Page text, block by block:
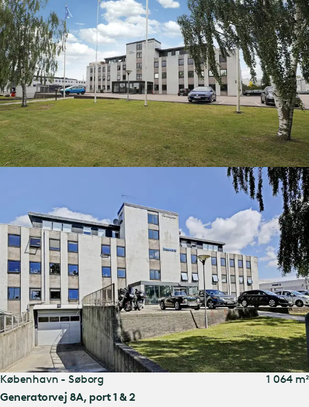
København - Søborg
1 064 m²
Generatorvej 8A, port 1 & 2